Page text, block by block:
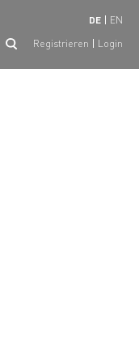
DE EN
Registrieren Login